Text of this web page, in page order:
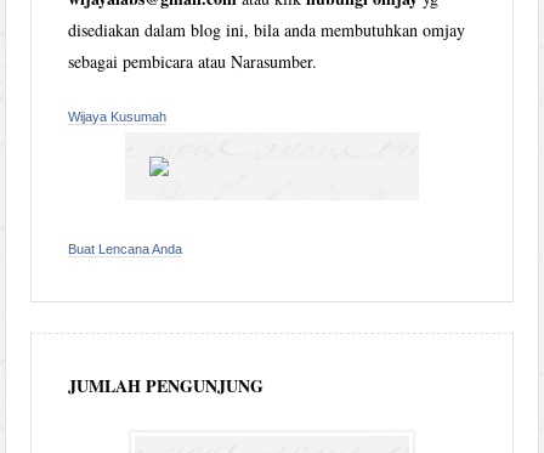
disediakan dalam blog ini, bila anda membutuhkan omjay
sebagai pembicara atau Narasumber.
Wijaya Kusumah
Buat Lencana Anda
JUMLAH PENGUNJUNG